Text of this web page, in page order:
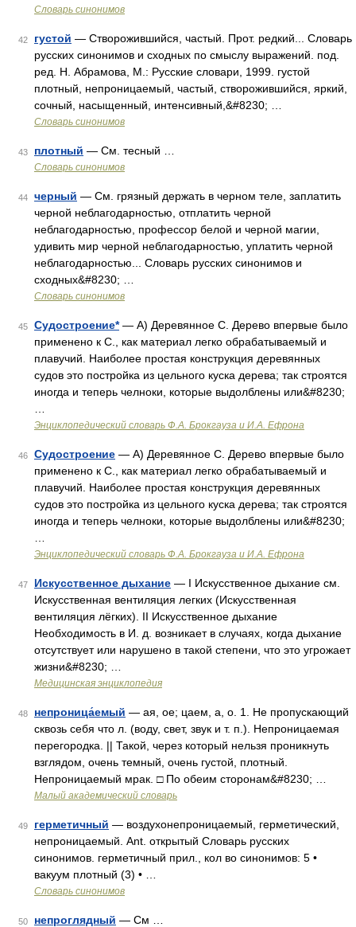
Словарь синонимов
42 густой — Створожившийся, частый. Прот. редкий... Словарь
русских синонимов и сходных по смыслу выражений. под.
ред. Н. Абрамова, М.: Русские словари, 1999. густой
плотный, непроницаемый, частый, створожившийся, яркий,
сочный, насыщенный, интенсивный,&#8230; …
Словарь синонимов
43 плотный — См. тесный …
Словарь синонимов
44 черный — См. грязный держать в черном теле, заплатить
черной неблагодарностью, отплатить черной
неблагодарностью, профессор белой и черной магии,
удивить мир черной неблагодарностью, уплатить черной
неблагодарностью... Словарь русских синонимов и
сходных&#8230; …
Словарь синонимов
45 Судостроение*— А) Деревянное С. Дерево впервые было
применено к С., как материал легко обрабатываемый и
плавучий. Наиболее простая конструкция деревянных
судов это постройка из цельного куска дерева; так строятся
иногда и теперь челноки, которые выдолблены или&#8230;
Энциклопедический словарь Ф.А. Брокгауза и И.А. Ефрона
46 Судостроение — А) Деревянное С. Дерево впервые было
применено к С., как материал легко обрабатываемый и
плавучий. Наиболее простая конструкция деревянных
судов это постройка из цельного куска дерева; так строятся
иногда и теперь челноки, которые выдолблены или&#8230;
Энциклопедический словарь Ф.А. Брокгауза и И.А. Ефрона
47 Искусственное дыхание — I Искусственное дыхание см.
Искусственная вентиляция легких (Искусственная
вентиляция лёгких). II Искусственное дыхание
Необходимость в И. д. возникает в случаях, когда дыхание
отсутствует или нарушено в такой степени, что это угрожает
жизни&#8230; …
Медицинская энциклопедия
48 непроница́емый — ая, ое; цаем, а, о. 1. Не пропускающий
сквозь себя что л. (воду, свет, звук и т. п.). Непроницаемая
перегородка. || Такой, через который нельзя проникнуть
взглядом, очень темный, очень густой, плотный.
Непроницаемый мрак. □ По обеим сторонам&#8230; …
Малый академический словарь
49 герметичный — воздухонепроницаемый, герметический,
непроницаемый. Ant. открытый Словарь русских
синонимов. герметичный прил., кол во синонимов: 5 •
вакуум плотный (3) • …
Словарь синонимов
50 непроглядный — См …